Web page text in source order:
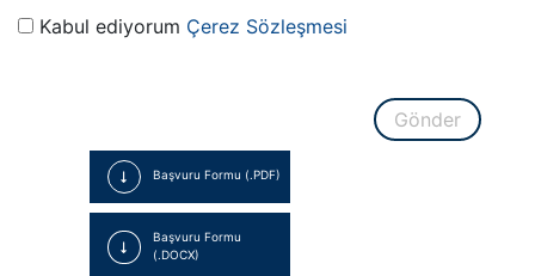
Kabul ediyorum Çerez Sözleşmesi
Gönder
Başvuru Formu (.PDF)
Başvuru Formu
(.DOCX)